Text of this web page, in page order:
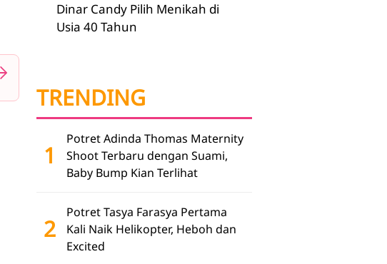
Dinar Candy Pilih Menikah di
Usia 40 Tahun
TRENDING
1
Potret Adinda Thomas Maternity
Shoot Terbaru dengan Suami,
Baby Bump Kian Terlihat
2
Potret Tasya Farasya Pertama
Kali Naik Helikopter, Heboh dan
Excited